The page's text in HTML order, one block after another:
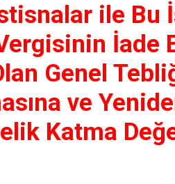
ile Bu
İade
Genel
ve
Katma